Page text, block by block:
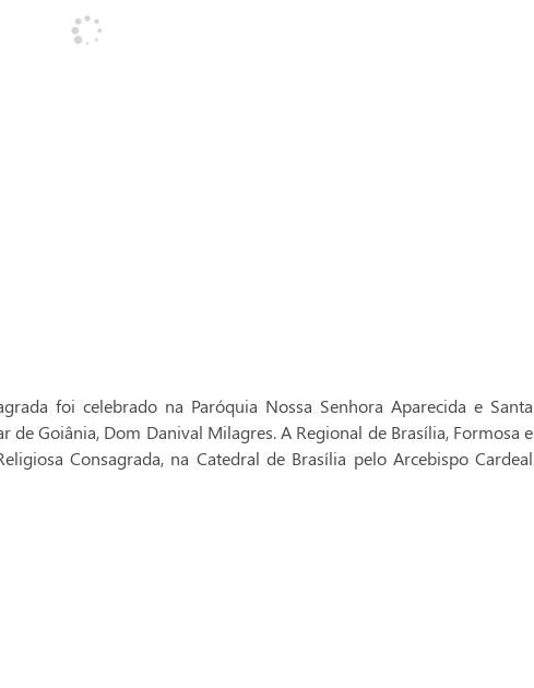
foi celebrado na Paróquia Nossa Senhora Aparecida e Santa
de Goiânia, Dom Danival Milagres. A Regional de Brasília, Formosa e
Consagrada, na Catedral de Brasília pelo Arcebispo Cardeal